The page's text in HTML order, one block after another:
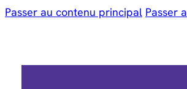
Passer au contenu principal Passer